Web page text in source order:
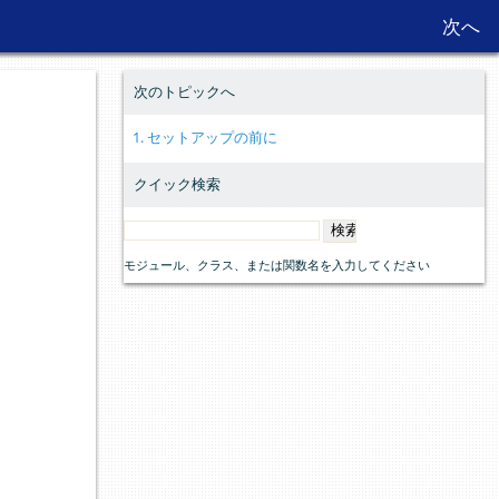
次へ
次のトピックへ
1. セットアップの前に
クイック検索
モジュール、クラス、または関数名を入力してください
次へ